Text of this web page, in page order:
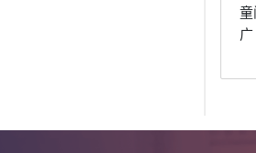
童
广